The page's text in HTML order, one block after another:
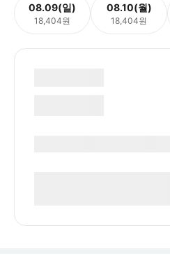
08.09(일)
18,404원
08.10(월)
18,404원